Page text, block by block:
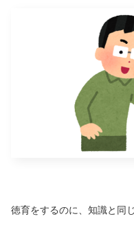
徳育をするのに、知識と同